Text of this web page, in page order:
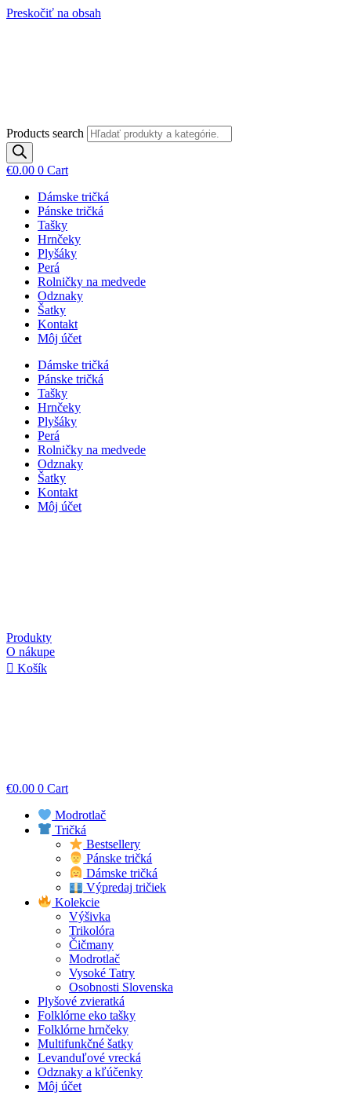
Preskočiť na obsah
Products search
€0.00 0 Cart
Dámske tričká
Pánske tričká
Tašky
Hrnčeky
Plyšáky
Perá
Rolničky na medvede
Odznaky
Šatky
Kontakt
Môj účet
Dámske tričká
Pánske tričká
Tašky
Hrnčeky
Plyšáky
Perá
Rolničky na medvede
Odznaky
Šatky
Kontakt
Môj účet
Produkty
O nákupe
Košík
€0.00 0 Cart
Modrotlač
Tričká
Bestsellery
Pánske tričká
Dámske tričká
Výpredaj tričiek
Kolekcie
Výšivka
Trikolóra
Čičmany
Modrotlač
Vysoké Tatry
Osobnosti Slovenska
Plyšové zvieratká
Folklórne eko tašky
Folklórne hrnčeky
Multifunkčné šatky
Levanduľové vrecká
Odznaky a kľúčenky
Môj účet